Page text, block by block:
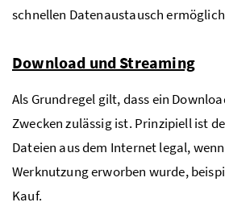
schnellen Datenaustausch
Download und Streaming
Als Grundregel gilt, dass ein
Zwecken zulässig ist. Prinzipiell ist
Dateien aus dem Internet legal,
Werknutzung erworben wurde,
Kauf.